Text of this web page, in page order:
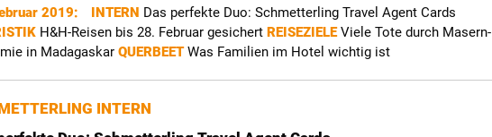
2019: INTERN Das perfekte Duo: Schmetterling Travel Agent Cards
H&H-Reisen bis 28. Februar gesichert REISEZIELEViele Tote durch Masern-
in Madagaskar QUERBEETWas Familien im Hotel wichtig ist
INTERN